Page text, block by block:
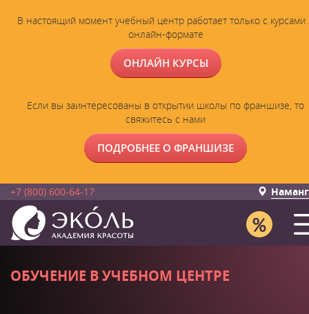
В настоящий момент учебный центр работает только с курсами
онлайн-формате
ОНЛАЙН КУРСЫ
Если вы заинтересованы в открытии школы по франшизе, то
свяжитесь с нами
ПОДРОБНЕЕ О ФРАНШИЗЕ
+7 (800) 600-64-17
ОБУЧЕНИЕ В УЧЕБНОМ ЦЕНТРЕ